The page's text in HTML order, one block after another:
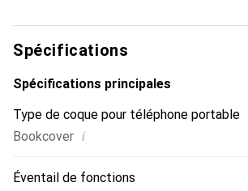
pour le client exigeant.
Spécifications
Spécifications principales
Type de coque pour téléphone portable
Bookcover i
Éventail de fonctions